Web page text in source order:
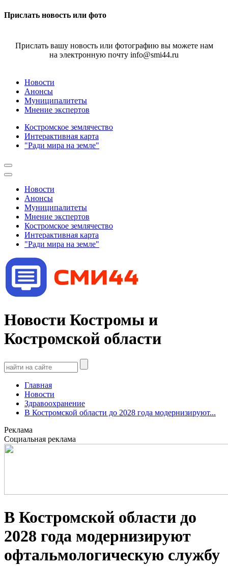
Прислать новость или фото
Прислать вашу новость или фотографию вы можете нам
на электронную почту info@smi44.ru
Новости
Анонсы
Муниципалитеты
Мнение экспертов
Костромское землячество
Интерактивная карта
"Ради мира на земле"
Новости
Анонсы
Муниципалитеты
Мнение экспертов
Костромское землячество
Интерактивная карта
"Ради мира на земле"
Новости Костромы и
Костромской области
Главная
Новости
Здравоохранение
В Костромской области до 2028 года модернизируют...
Реклама
Социальная реклама
В Костромской области до
2028 года модернизируют
офтальмологическую службу